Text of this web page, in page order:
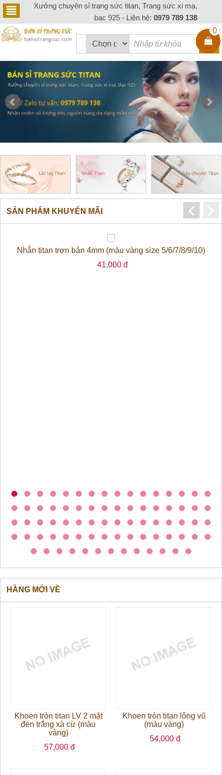
Xưởng chuyên sỉ trang sức titan, Trang sức xi mạ,
bạc 925 - Liên hệ: 0979 789 138
0
SẢN PHẨM KHUYẾN MÃI
Nhẫn titan trơn bản 4mm (màu vàng size 5/6/7/8/9/10)
41,000 đ
HÀNG MỚI VỀ
Khoen tròn titan LV 2 mặt
đen trắng xà cừ (màu
vàng)
57,000 đ
Khoen tròn titan lông vũ
(màu vàng)
54,000 đ